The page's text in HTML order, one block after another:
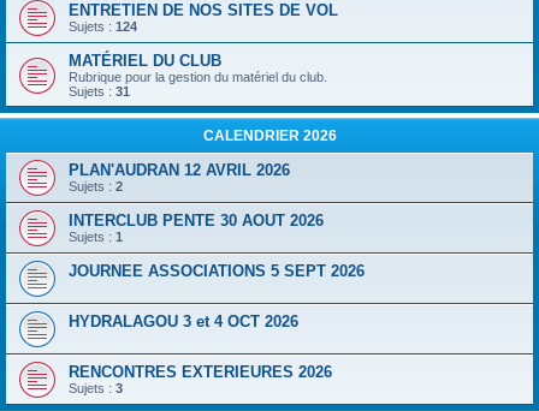
ENTRETIEN DE NOS SITES DE VOL
Sujets : 124
MATÉRIEL DU CLUB
Rubrique pour la gestion du matériel du club.
Sujets : 31
CALENDRIER 2026
PLAN'AUDRAN 12 AVRIL 2026
Sujets : 2
INTERCLUB PENTE 30 AOUT 2026
Sujets : 1
JOURNEE ASSOCIATIONS 5 SEPT 2026
HYDRALAGOU 3 et 4 OCT 2026
RENCONTRES EXTERIEURES 2026
Sujets : 3